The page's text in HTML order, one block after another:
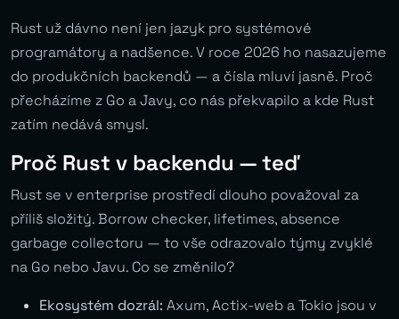
Rust už dávno není jen jazyk pro systémové
programátory a nadšence. V roce 2026 ho nasazujeme
do produkčních backendů — a čísla mluví jasně. Proč
přecházíme z Go a Javy, co nás překvapilo a kde Rust
zatím nedává smysl.
Proč Rust v backendu — teď
Rust se v enterprise prostředí dlouho považoval za
příliš složitý. Borrow checker, lifetimes, absence
garbage collectoru — to vše odrazovalo týmy zvyklé
na Go nebo Javu. Co se změnilo?
Ekosystém dozrál: Axum, Actix-web a Tokio jsou v